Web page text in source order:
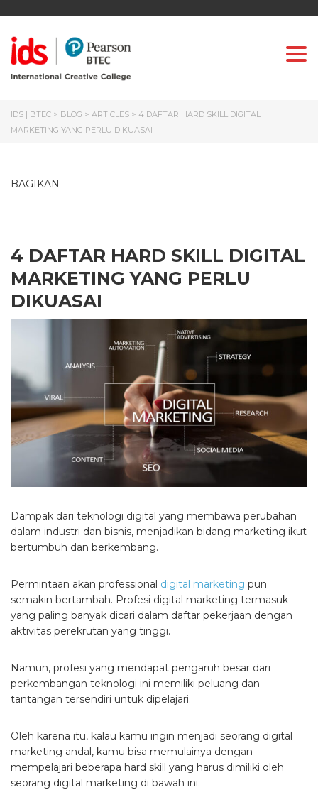
IDS | BTEC > BLOG > ARTICLES > 4 DAFTAR HARD SKILL DIGITAL
MARKETING YANG PERLU DIKUASAI
BAGIKAN
4 DAFTAR HARD SKILL DIGITAL
MARKETING YANG PERLU
DIKUASAI
Dampak dari teknologi digital yang membawa perubahan
dalam industri dan bisnis, menjadikan bidang marketing ikut
bertumbuh dan berkembang.
Permintaan akan professional digital marketing pun
semakin bertambah. Profesi digital marketing termasuk
yang paling banyak dicari dalam daftar pekerjaan dengan
aktivitas perekrutan yang tinggi.
Namun, profesi yang mendapat pengaruh besar dari
perkembangan teknologi ini memiliki peluang dan
tantangan tersendiri untuk dipelajari.
Oleh karena itu, kalau kamu ingin menjadi seorang digital
marketing andal, kamu bisa memulainya dengan
mempelajari beberapa hard skill yang harus dimiliki oleh
seorang digital marketing di bawah ini.